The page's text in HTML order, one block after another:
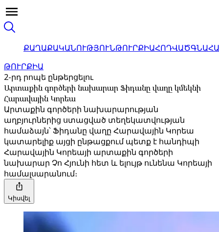
ՔԱՂԱՔԱԿԱՆՈՒԹՅՈՒՆԹՈՒՐՔԻԱՀՈԴՎԱԾ
ԹՈՒՐՔԻԱ
2-րդ րոպե ընթերցելու
Արտաքին գործերի նախարար Ֆիդանը վաղը կմեկնի
Հարավային Կորեա
Արտաքին գործերի նախարարության
աղբյուրներից ստացված տեղեկատվության
համաձայն՝ Ֆիդանը վաղը Հարավային Կորեա
կատարելիք այցի ընթացքում պետք է հանդիպի
Հարավային Կորեայի արտաքին գործերի
նախարար Չո Հյունի հետ և ելույթ ունենա Կորեայի
համալսարանում։
Կիսվել